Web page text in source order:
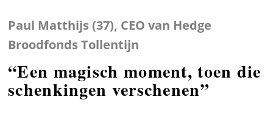
Paul Matthijs (37), CEO van Hedge
Broodfonds Tollentijn
“Een magisch moment, toen die
schenkingen verschenen”